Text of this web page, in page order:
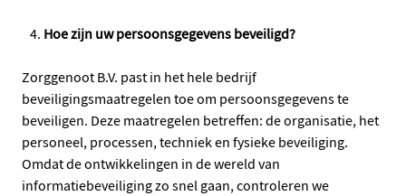
Hoe zijn uw persoonsgegevens beveiligd?
Zorggenoot B.V. past in het hele bedrijf
beveiligingsmaatregelen toe om persoonsgegevens te
beveiligen. Deze maatregelen betreffen: de organisatie, het
personeel, processen, techniek en fysieke beveiliging.
Omdat de ontwikkelingen in de wereld van
informatiebeveiliging zo snel gaan, controleren we